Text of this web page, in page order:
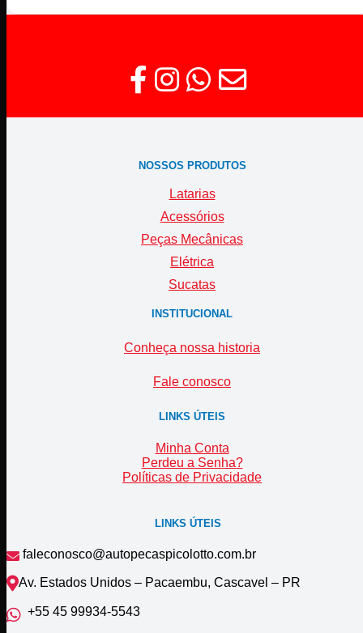
NOSSOS PRODUTOS
Latarias
Acessórios
Peças Mecânicas
Elétrica
Sucatas
INSTITUCIONAL
Conheça nossa historia
Fale conosco
LINKS ÚTEIS
Minha Conta
Perdeu a Senha?
Políticas de Privacidade
LINKS ÚTEIS
faleconosco@autopecaspicolotto.com.br
Av. Estados Unidos – Pacaembu, Cascavel – PR
+55 45 99934‑5543‬